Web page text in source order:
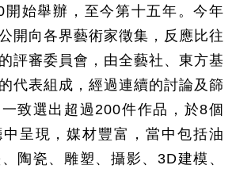
開始舉辦，至今第十五年。今年
開向各界藝術家徵集，反應比往
評審委員會，由全藝社、東方基
代表組成，經過連續的討論及篩
致選出超過 200件作品，於8個
呈現，媒材豐富，當中包括油
陶瓷、雕塑、攝影、3D建模、